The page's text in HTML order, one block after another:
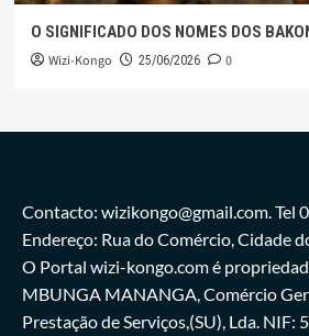
O SIGNIFICADO DOS NOMES DOS
Wizi-Kongo 25/06/2026 0
Contacto: wizikongo@gmail.com. Tel
Endereço: Rua do Comércio, Cidade
O Portal wizi-kongo.com é
MBUNGA MANANGA, Comércio
Prestação de Serviços,(SU), Lda. NIF: